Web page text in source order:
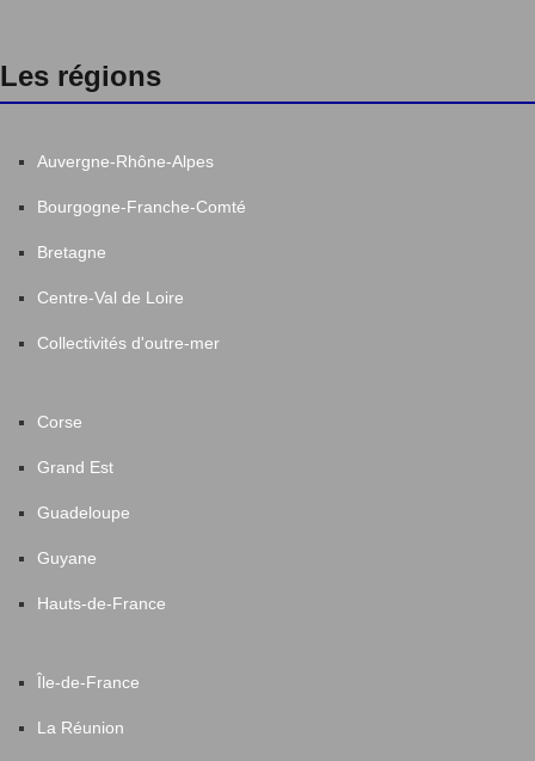
Les régions
Auvergne-Rhône-Alpes
Bourgogne-Franche-Comté
Bretagne
Centre-Val de Loire
Collectivités d'outre-mer
Corse
Grand Est
Guadeloupe
Guyane
Hauts-de-France
Île-de-France
La Réunion